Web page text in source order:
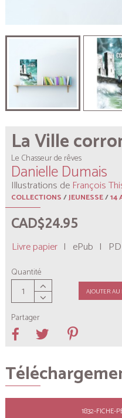
La Ville
Le Chasseur de rêves
Danielle Dumais
Illustrations de François
COLLECTIONS/JEUNESSE/14
CAD$24.95
Livre papier | ePub |
Quantité
AJOUTER
Partager
1832-FICHE-